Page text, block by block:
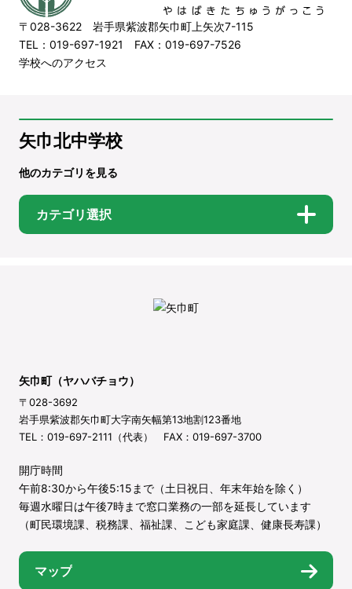
〒028-3622 岩手県紫波郡矢巾町上矢次7-115
TEL：019-697-1921 FAX：019-697-7526
学校へのアクセス
矢巾北中学校
他のカテゴリを見る
カテゴリ選択
矢巾町（ヤハバチョウ）
〒028-3692
岩手県紫波郡矢巾町大字南矢幅第13地割123番地
TEL：019-697-2111（代表） FAX：019-697-3700
開庁時間
午前8:30から午後5:15まで（土日祝日、年末年始を除く）
毎週水曜日は午後7時まで窓口業務の一部を延長しています
（町民環境課、税務課、福祉課、こども家庭課、健康長寿課）
マップ